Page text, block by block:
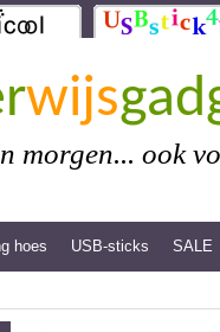
wijs
morgen... ook
hoes USB-sticks SALE